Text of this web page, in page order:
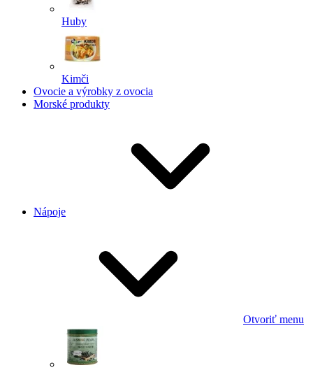
Huby
Kimči
Ovocie a výrobky z ovocia
Morské produkty
Nápoje
Otvoriť menu